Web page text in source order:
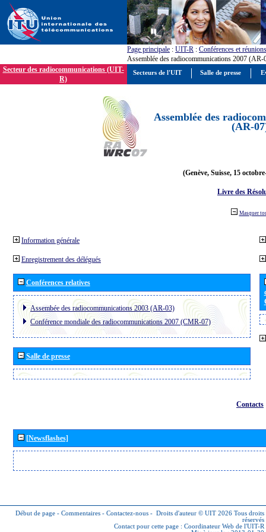
Page principale : UIT-R : Conférences et réunions
Assemblée des radiocommunications 2007 (AR-
Secteur des radiocommunications (UIT-
R)
Assemblée des
(AR-
(Genève, Suisse, 15
Livre des
Masquer
Information générale
Enregistrement des délégués
Conférences relatives
Assembée des radiocommunications 2003 (AR-03)
Conférence mondiale des radiocommunications 2007 (CMR-07)
Salle de presse
Contacts
[Newsflashes]
Début de page - Commentaires - Contactez-nous - Droits d'auteur © UIT 2026 Tous droits
réservés
Contact pour cette page : Coordinateur Web de l'UIT-R
Secteurs de l'UIT Salle de presse